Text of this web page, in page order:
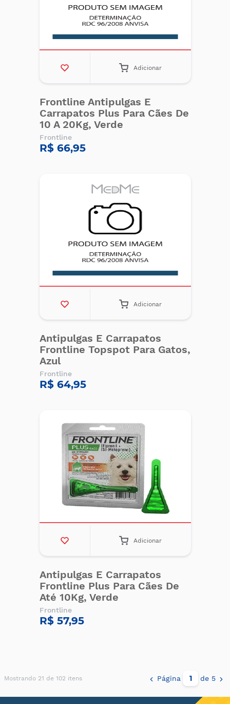
Adicionar
Frontline Antipulgas E
Carrapatos Plus Para Cães De
10 A 20Kg, Verde
Frontline
R$ 66,95
Adicionar
Antipulgas E Carrapatos
Frontline Topspot Para Gatos,
Azul
Frontline
R$ 64,95
Adicionar
Antipulgas E Carrapatos
Frontline Plus Para Cães De
Até 10Kg, Verde
Frontline
R$ 57,95
Mostrando 21 de 102 itens Página de 5